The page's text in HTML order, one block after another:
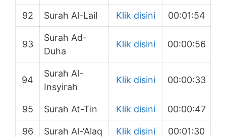
92 Surah Al-Lail Klik disini 00:01:54
93
Surah Ad-
Duha
Klik disini 00:00:56
94
Surah Al-
Insyirah
Klik disini 00:00:33
95 Surah At-Tin Klik disini 00:00:47
96 Surah Al-‘Alaq Klik disini 00:01:30